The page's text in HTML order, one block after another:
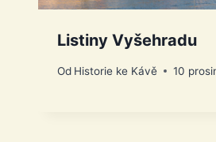
Listiny Vyšehradu
Od Historie ke Kávě 10